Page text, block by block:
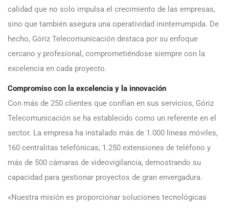
calidad que no solo impulsa el crecimiento de las empresas,
sino que también asegura una operatividad ininterrumpida. De
hecho, Góriz Telecomunicación destaca por su enfoque
cercano y profesional, comprometiéndose siempre con la
excelencia en cada proyecto.
Compromiso con la excelencia y la innovación
Con más de 250 clientes que confían en sus servicios, Góriz
Telecomunicación se ha establecido como un referente en el
sector. La empresa ha instalado más de 1.000 líneas móviles,
160 centralitas telefónicas, 1.250 extensiones de teléfono y
más de 500 cámaras de videovigilancia, demostrando su
capacidad para gestionar proyectos de gran envergadura.
«Nuestra misión es proporcionar soluciones tecnológicas